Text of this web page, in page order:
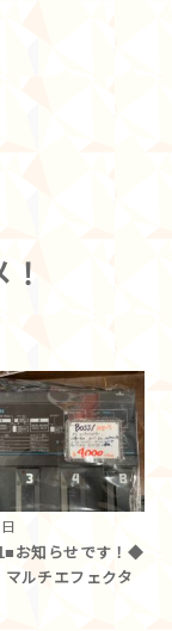
お知らせです！◆
マルチエフェクタ